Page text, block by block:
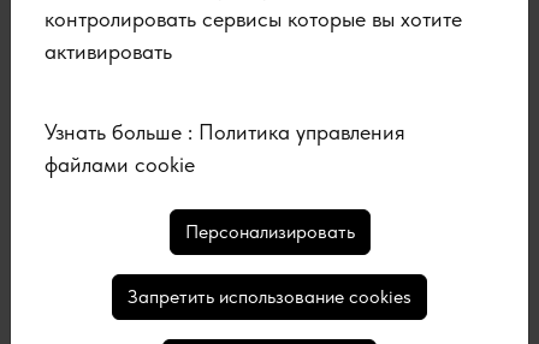
рассылку
контролировать сервисы которые вы хотите
активировать
Узнать больше : Политика управления
файлами cookie
Персонализировать
Запретить использование cookies